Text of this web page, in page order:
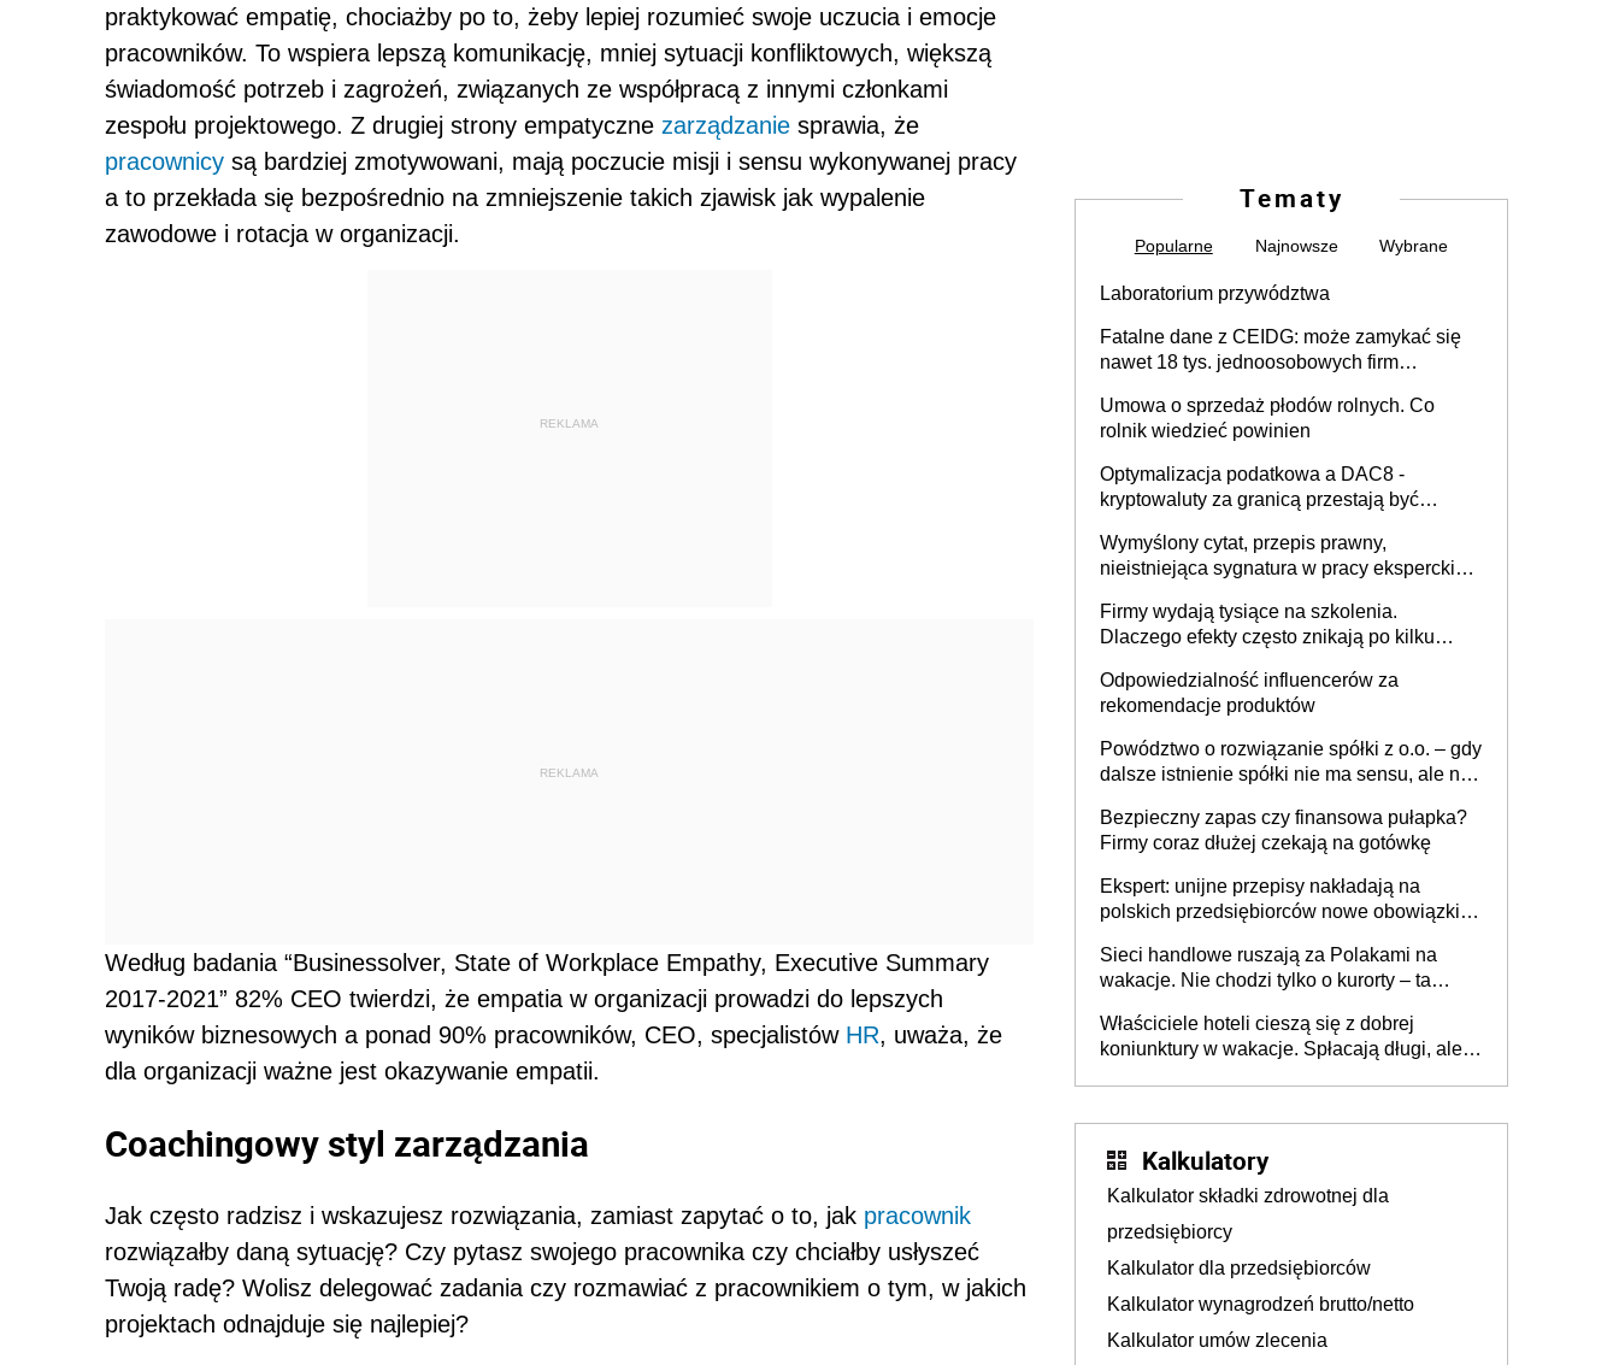
praktykować empatię, chociażby po to, żeby lepiej rozumieć swoje uczucia i emocje
pracowników. To wspiera lepszą komunikację, mniej sytuacji konfliktowych, większą
świadomość potrzeb i zagrożeń, związanych ze współpracą z innymi członkami
zespołu projektowego. Z drugiej strony empatyczne zarządzanie sprawia, że
pracownicy są bardziej zmotywowani, mają poczucie misji i sensu wykonywanej pracy
a to przekłada się bezpośrednio na zmniejszenie takich zjawisk jak wypalenie
zawodowe i rotacja w organizacji.
REKLAMA
REKLAMA
Według badania “Businessolver, State of Workplace Empathy, Executive Summary
2017-2021” 82% CEO twierdzi, że empatia w organizacji prowadzi do lepszych
wyników biznesowych a ponad 90% pracowników, CEO, specjalistów HR, uważa, że
dla organizacji ważne jest okazywanie empatii.
Coachingowy styl zarządzania
Jak często radzisz i wskazujesz rozwiązania, zamiast zapytać o to, jak pracownik
rozwiązałby daną sytuację? Czy pytasz swojego pracownika czy chciałby usłyszeć
Twoją radę? Wolisz delegować zadania czy rozmawiać z pracownikiem o tym, w jakich
projektach odnajduje się najlepiej?
Tematy
Popularne Najnowsze Wybrane
Laboratorium przywództwa
Fatalne dane z CEIDG: może zamykać się
nawet 18 tys. jednoosobowych firm
Umowa o sprzedaż płodów rolnych. Co
rolnik wiedzieć powinien
Optymalizacja podatkowa a DAC8 -
kryptowaluty za granicą przestają być
Wymyślony cytat, przepis prawny,
nieistniejąca sygnatura w pracy eksperckiej -
firmie
Firmy wydają tysiące na szkolenia.
Dlaczego efekty często znikają po kilku
Odpowiedzialność influencerów za
rekomendacje produktów
Powództwo o rozwiązanie spółki z o.o. – gdy
dalsze istnienie spółki nie ma sensu, ale nie
Bezpieczny zapas czy finansowa pułapka?
Firmy coraz dłużej czekają na gotówkę
Ekspert: unijne przepisy nakładają na
polskich przedsiębiorców nowe obowiązki w
Sieci handlowe ruszają za Polakami na
wakacje. Nie chodzi tylko o kurorty – ta
tam, gdzie wielu spędzi urlop po cichu
Właściciele hoteli cieszą się z dobrej
koniunktury w wakacje. Spłacają długi, ale
Kalkulatory
Kalkulator składki zdrowotnej dla
przedsiębiorcy
Kalkulator dla przedsiębiorców
Kalkulator wynagrodzeń brutto/netto
Kalkulator umów zlecenia